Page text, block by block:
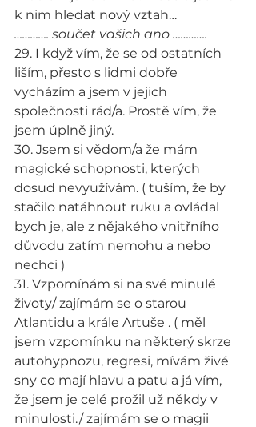
k nim hledat nový vztah…
…………. součet vašich ano ………….
29. I když vím, že se od ostatních
liším, přesto s lidmi dobře
vycházím a jsem v jejich
společnosti rád/a. Prostě vím, že
jsem úplně jiný.
30. Jsem si vědom/a že mám
magické schopnosti, kterých
dosud nevyužívám. ( tuším, že by
stačilo natáhnout ruku a ovládal
bych je, ale z nějakého vnitřního
důvodu zatím nemohu a nebo
nechci )
31. Vzpomínám si na své minulé
životy/ zajímám se o starou
Atlantidu a krále Artuše . ( měl
jsem vzpomínku na některý skrze
autohypnozu, regresi, mívám živé
sny co mají hlavu a patu a já vím,
že jsem je celé prožil už někdy v
minulosti./ zajímám se o magii